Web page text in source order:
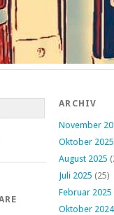
ARCHIV
November
Oktober 2025
August 2025
Juli 2025 (25)
Februar 2025
Oktober 2024